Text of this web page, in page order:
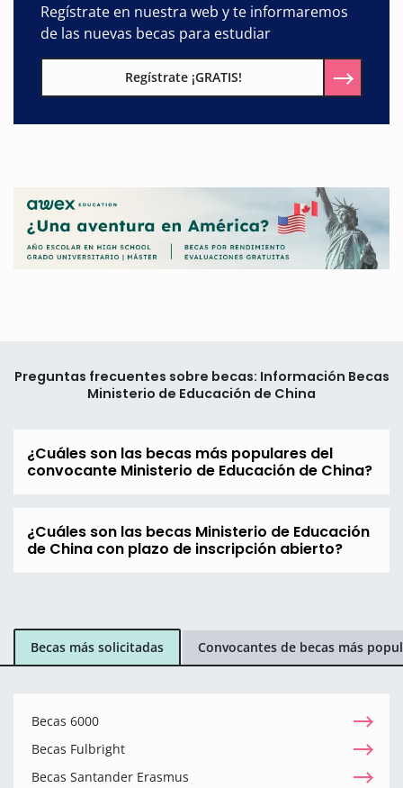
Regístrate en nuestra web y te informaremos
de las nuevas becas para estudiar
Regístrate ¡GRATIS!
Preguntas frecuentes sobre becas: Información Becas
Ministerio de Educación de China
¿Cuáles son las becas más populares del
convocante Ministerio de Educación de China?
¿Cuáles son las becas Ministerio de Educación
de China con plazo de inscripción abierto?
Becas más solicitadas Convocantes de becas más
Becas 6000
Becas Fulbright
Becas Santander Erasmus